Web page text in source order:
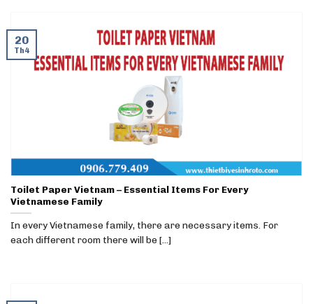
Toilet Paper Vietnam – Essential Items For Every
Vietnamese Family
In every Vietnamese family, there are necessary items. For
each different room there will be [...]
20
Th4